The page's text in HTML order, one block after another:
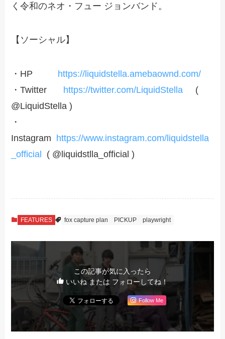
く令和のネオ・フュー ジョンバンド。
【ソーシャル】
・HP https://liquidstella.amebaownd.com/
・Twitter https://twitter.com/LiquidStella (
@LiquidStella )
・
Instagram https://www.instagram.com/liquidstella
_official
( @liquidstlla_official )
FEATURES fox capture plan PICKUP playwright
この記事が気に入ったら
いいね または フォローしてね！
Follow Me